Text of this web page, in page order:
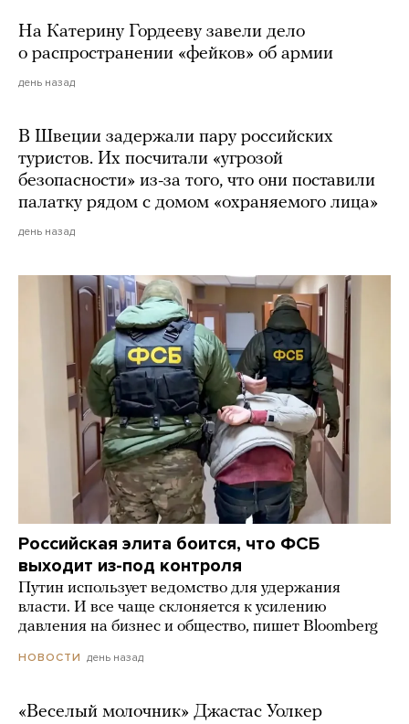
На Катерину Гордееву завели дело
о распространении «фейков» об армии
день назад
В Швеции задержали пару российских
туристов. Их посчитали «угрозой
безопасности» из-за того, что они поставили
палатку рядом с домом «охраняемого лица»
день назад
Российская элита боится, что ФСБ
выходит из-под контроля
Путин использует ведомство для удержания
власти. И все чаще склоняется к усилению
давления на бизнес и общество, пишет Bloomberg
НОВОСТИ день назад
«Веселый молочник» Джастас Уолкер